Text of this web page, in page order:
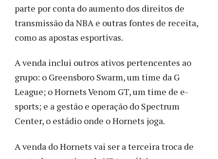
parte por conta do aumento dos direitos de
transmissão da NBA e outras fontes de receita,
como as apostas esportivas.
A venda inclui outros ativos pertencentes ao
grupo: o Greensboro Swarm, um time da G
League; o Hornets Venom GT, um time de e-
sports; e a gestão e operação do Spectrum
Center, o estádio onde o Hornets joga.
A venda do Hornets vai ser a terceira troca de